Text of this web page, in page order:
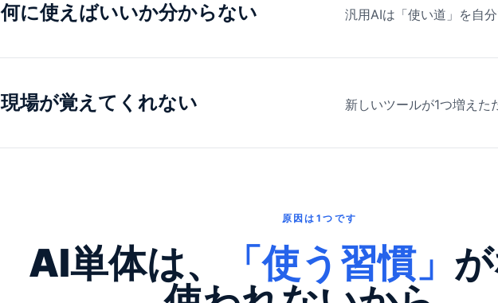
何に使えばいいか分からない 汎用AIは「使い道」を自
現場が覚えてくれない 新しいツールが1つ増えた
原因は1つです
AI単体は、 「使う習慣」